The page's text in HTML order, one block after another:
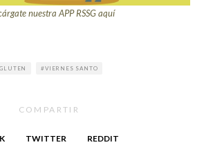
nuestra APP RSSG aquí
VIERNES SANTO
COMPARTIR
TWITTER REDDIT